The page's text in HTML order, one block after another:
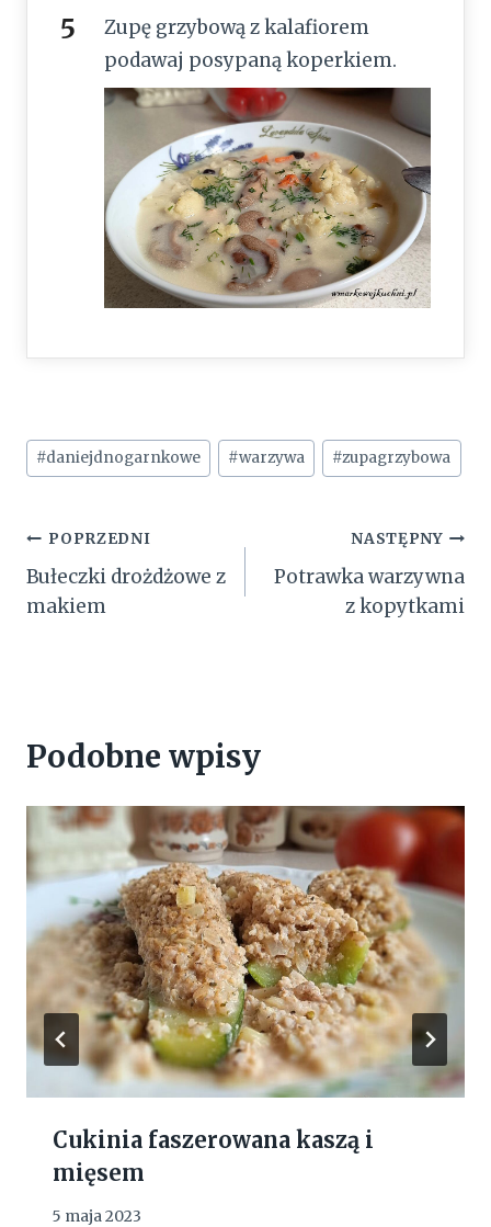
Zupę grzybową z kalafiorem
podawaj posypaną koperkiem.
Tagi
wpisu:
#daniejdnogarnkowe #warzywa #zupagrzybowa
Nawigacja
wpisu
POPRZEDNI
Bułeczki drożdżowe z
makiem
NASTĘPNY
Potrawka warzywna
z kopytkami
Podobne wpisy
Cukinia faszerowana kaszą i
mięsem
5 maja 2023